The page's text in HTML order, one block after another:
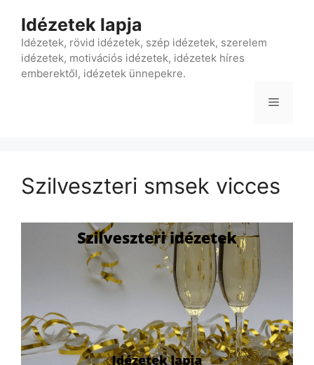
tartalomba
Idézetek lapja
Idézetek, rövid idézetek, szép idézetek, szerelem
idézetek, motivációs idézetek, idézetek híres
emberektől, idézetek ünnepekre.
Menü
Szilveszteri smsek vicces